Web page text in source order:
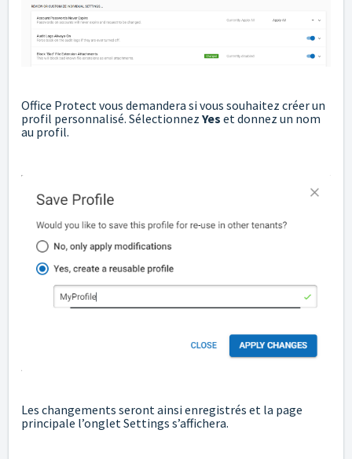
Office Protect vous demandera si vous souhaitez créer un
profil personnalisé. Sélectionnez Yes et donnez un nom
au profil.
Les changements seront ainsi enregistrés et la page
principale l’onglet Settings s’affichera.